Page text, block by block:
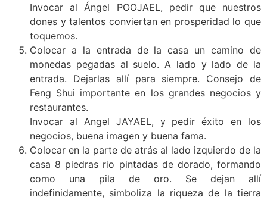
Invocar al Ángel POOJAEL, pedir que nuestros
dones y talentos conviertan en prosperidad lo que
toquemos.
Colocar a la entrada de la casa un camino de
monedas pegadas al suelo. A lado y lado de la
entrada. Dejarlas allí para siempre. Consejo de
Feng Shui importante en los grandes negocios y
restaurantes.
Invocar al Angel JAYAEL, y pedir éxito en los
negocios, buena imagen y buena fama.
Colocar en la parte de atrás al lado izquierdo de la
casa 8 piedras rio pintadas de dorado, formando
como una pila de oro. Se dejan allí
indefinidamente, simboliza la riqueza de la tierra